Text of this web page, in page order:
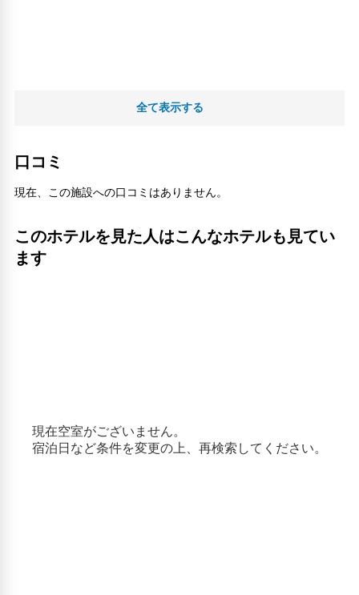
全て表示する
口コミ
現在、この施設への口コミはありません。
このホテルを見た人はこんなホテルも見てい
ます